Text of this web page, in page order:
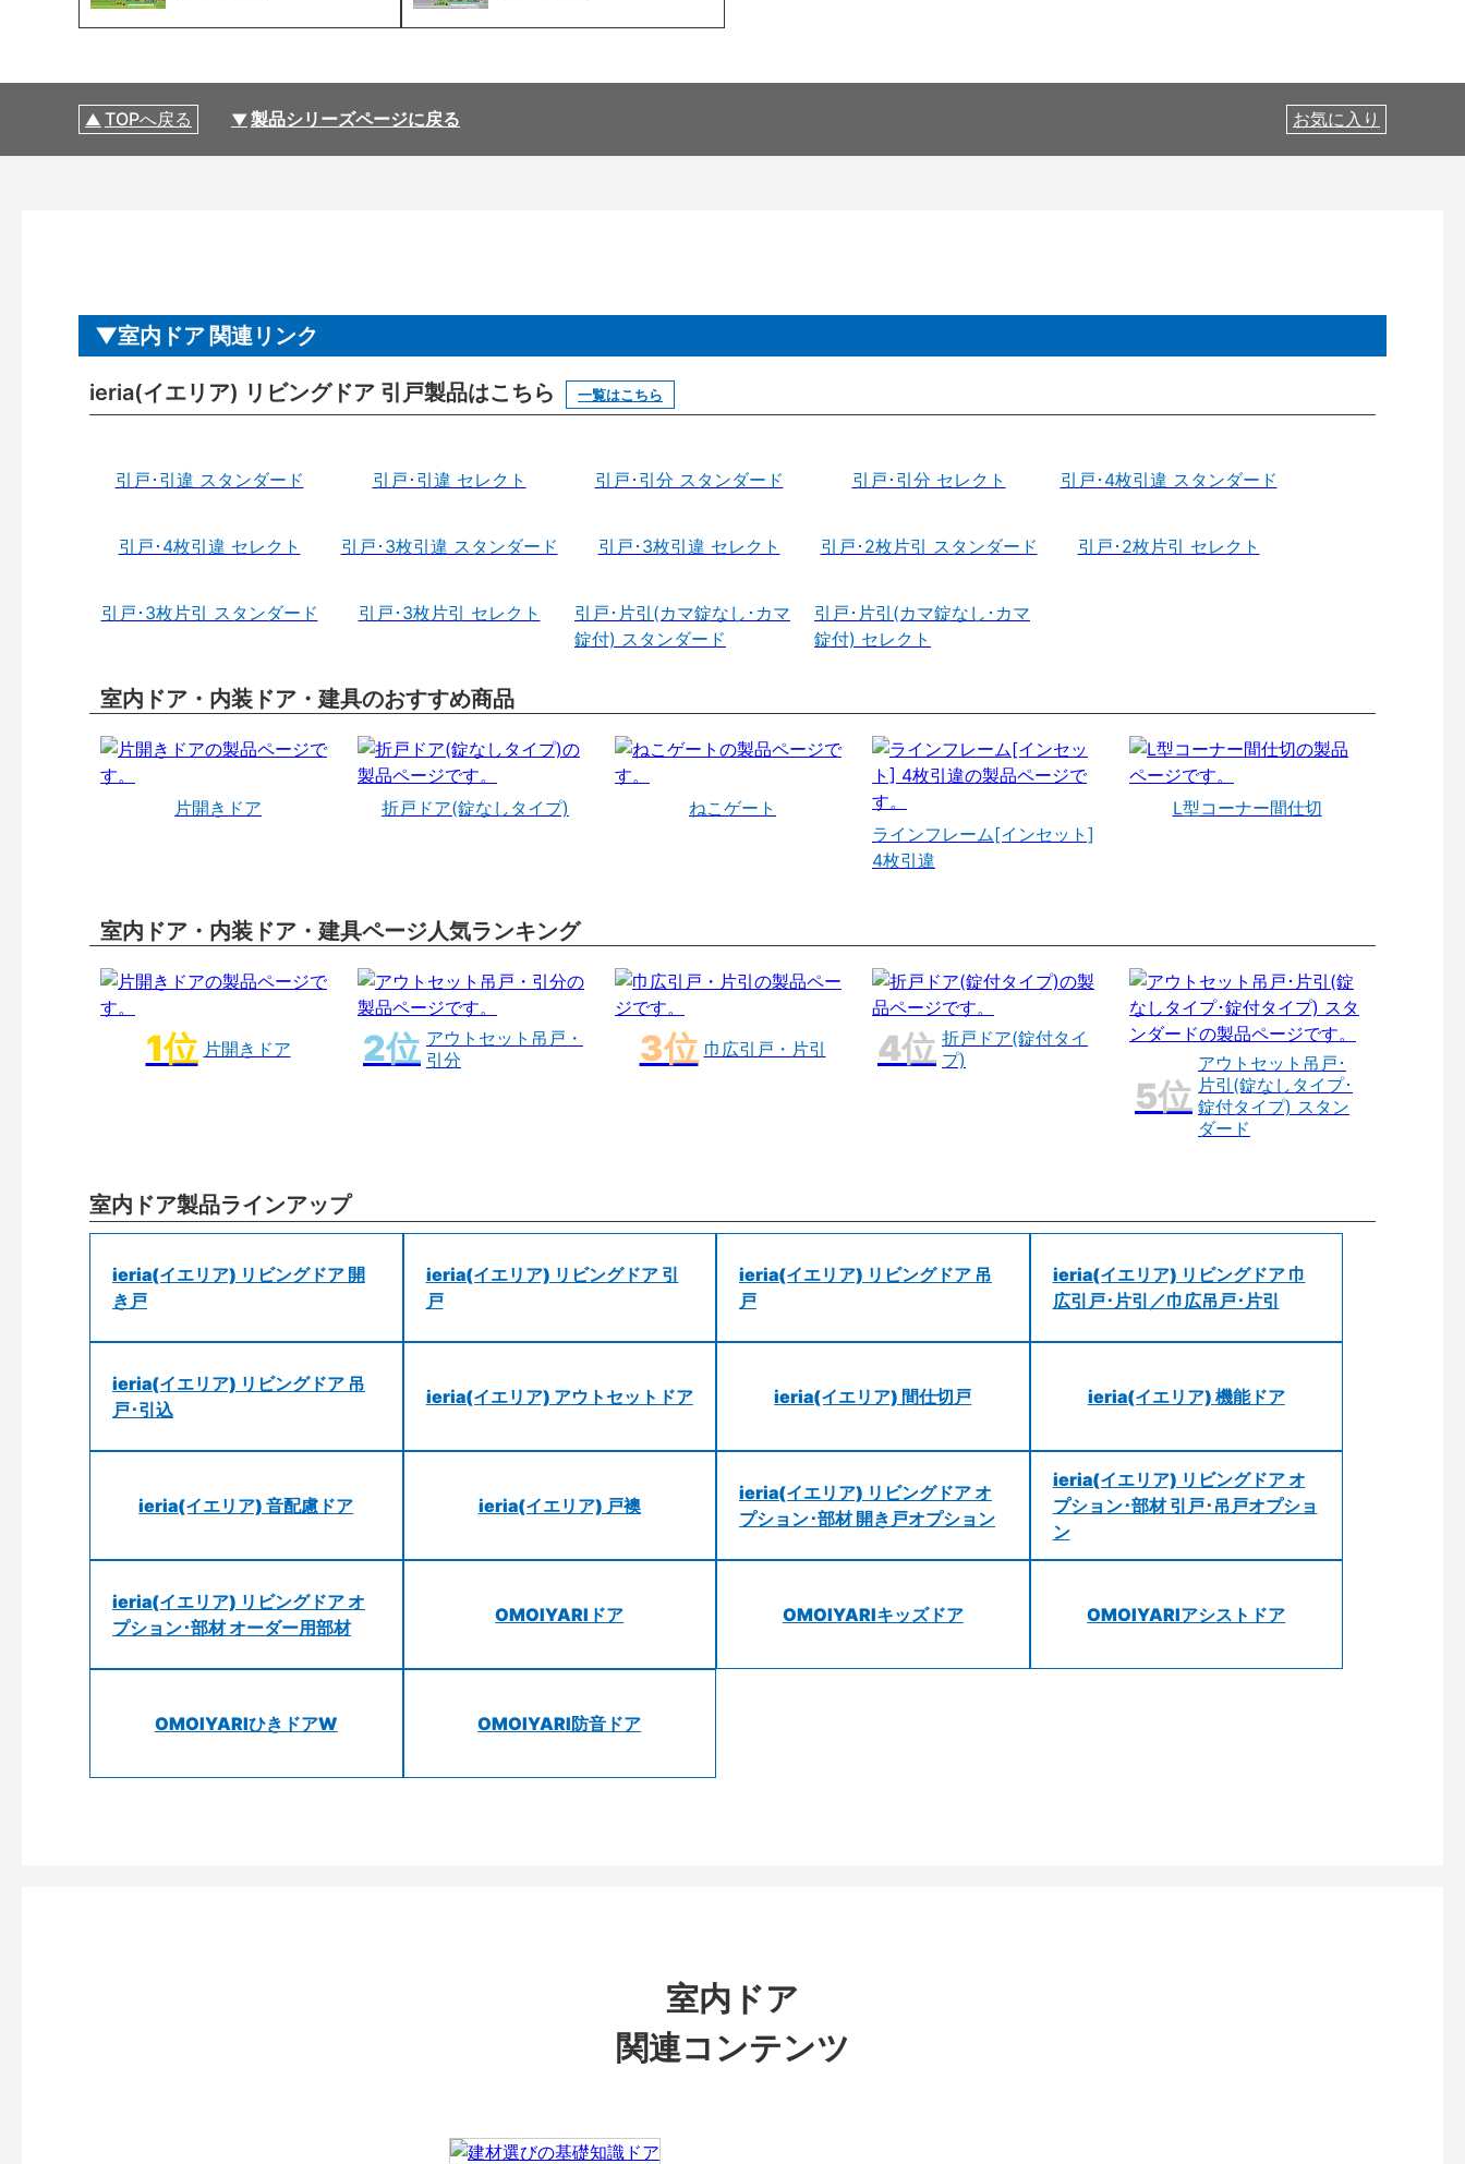
TOPへ戻る 製品シリーズページに戻る お気に入り
室内ドア 関連リンク
ieria(イエリア) リビングドア 引戸製品はこちら 一覧はこちら
引戸･引違 スタンダード 引戸･引違 セレクト 引戸･引分 スタンダード 引戸･引分 セレクト 引戸･4枚引違 スタンダード
引戸･4枚引違 セレクト 引戸･3枚引違 スタンダード 引戸･3枚引違 セレクト 引戸･2枚片引 スタンダード 引戸･2枚片引 セレクト
引戸･3枚片引 スタンダード 引戸･3枚片引 セレクト
引戸･片引(カマ錠なし･カマ
錠付) スタンダード
引戸･片引(カマ錠なし･カマ
錠付) セレクト
室内ドア・内装ドア・建具のおすすめ商品
片開きドア 折戸ドア(錠なしタイプ)
ねこゲート
ラインフレーム[インセット]
4枚引違
L型コーナー間仕切
室内ドア・内装ドア・建具ページ人気ランキング
片開きドア
アウトセット吊戸・
引分
巾広引戸・片引
折戸ドア(錠付タイ
プ)
アウトセット吊戸･
片引(錠なしタイプ･
錠付タイプ) スタン
ダード
室内ドア製品ラインアップ
ieria(イエリア) リビングドア 開
き戸
ieria(イエリア) リビングドア 引
戸
ieria(イエリア) リビングドア 吊
戸
ieria(イエリア) リビングドア 巾
広引戸･片引／巾広吊戸･片引
ieria(イエリア) リビングドア 吊
戸･引込
ieria(イエリア) アウトセットドア ieria(イエリア) 間仕切戸 ieria(イエリア) 機能ドア
ieria(イエリア) 音配慮ドア ieria(イエリア) 戸襖
ieria(イエリア) リビングドア オ
プション･部材 開き戸オプション
ieria(イエリア) リビングドア オ
プション･部材 引戸･吊戸オプショ
ン
ieria(イエリア) リビングドア オ
プション･部材 オーダー用部材
OMOIYARIドア OMOIYARIキッズドア OMOIYARIアシストドア
OMOIYARIひきドアW OMOIYARI防音ドア
室内ドア
関連コンテンツ